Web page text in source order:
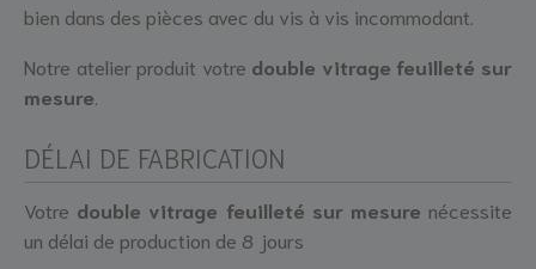
bien dans des pièces avec du vis à vis incommodant.
Notre atelier produit votre double vitrage feuilleté sur
mesure
DÉLAI DE FABRICATION
Votre double vitrage feuilleté sur mesure nécessite
un délai de production de 8 jours